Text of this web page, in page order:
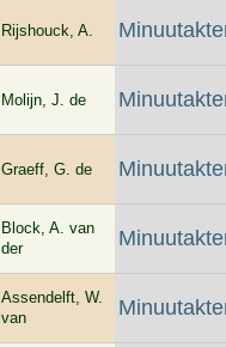
Rijshouck, A.
Molijn, J. de
Graeff, G. de
Block, A. van
der
Assendelft, W.
van